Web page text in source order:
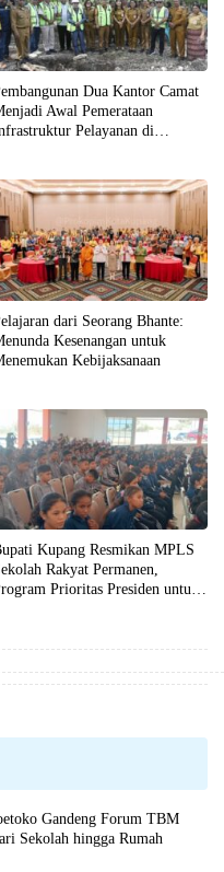
Dua Kantor Camat
Awal Pemerataan
Pelayanan di
dari Seorang Bhante:
Kesenangan untuk
Kebijaksanaan
Kupang Resmikan MPLS
Rakyat Permanen,
Prioritas Presiden untuk
Gandeng Forum TBM
Sekolah hingga Rumah